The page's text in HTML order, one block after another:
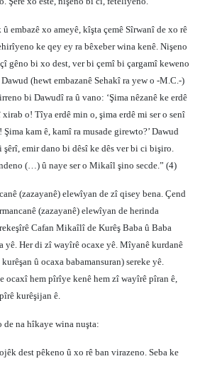
embazê xo ameyê, kîşta çemê Sîrwanî de xo rê
ke qey ey ra bêxeber wina kenê. Nişeno
gêno bi xo dest, ver bi çemî bi çargamî keweno
(hewt embazanê Sehakî ra yew o -M.C.-)
bi Dawudî ra û vano: ‘Şima nêzanê ke erdê
o! Tîya erdê min o, şima erdê mi ser o senî
kam ê, kamî ra musade girewto?’ Dawud
emir dano bi dêsî ke dês ver bi ci bişiro.
(…) û naye ser o Mikaîl şino secde.” (4)
(zazayanê) elewîyan de zî qisey bena. Çend
(zazayanê) elewîyan de herinda
Cafan Mikaîlî de Kurêş Baba û Baba
yê. Her di zî wayîrê ocaxe yê. Mîyanê kurdanê
û ocaxa babamansuran) sereke yê.
ocaxî hem pîrîye kenê hem zî wayîrê pîran ê,
kurêşijan ê.
na hîkaye wina nuşta:
dest pêkeno û xo rê ban virazeno. Seba ke